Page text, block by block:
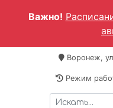
Важно!
Воронеж,
Режим